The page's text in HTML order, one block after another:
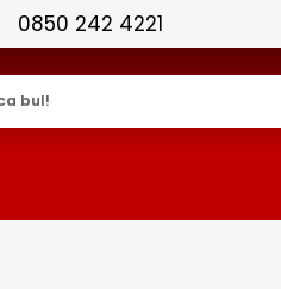
25.000+ AKTİF ÜRÜN !